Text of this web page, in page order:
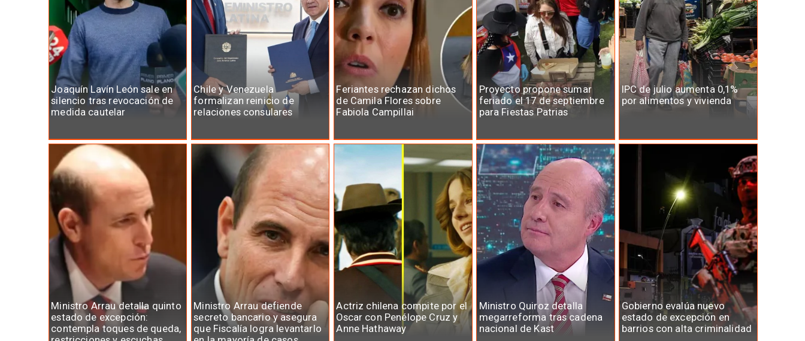
Joaquín Lavín León sale en
silencio tras revocación de
medida cautelar
Chile y Venezuela
formalizan reinicio de
relaciones consulares
Feriantes rechazan dichos
de Camila Flores sobre
Fabiola Campillai
Proyecto propone sumar
feriado el 17 de septiembre
para Fiestas Patrias
IPC de julio aumenta 0,1%
por alimentos y vivienda
Ministro Arrau detalla quinto
estado de excepción:
contempla toques de queda,
Ministro Arrau defiende
secreto bancario y asegura
que Fiscalía logra levantarlo
Actriz chilena compite por el
Oscar con Penélope Cruz y
Anne Hathaway
Ministro Quiroz detalla
megarreforma tras cadena
nacional de Kast
Gobierno evalúa nuevo
estado de excepción en
barrios con alta criminalidad